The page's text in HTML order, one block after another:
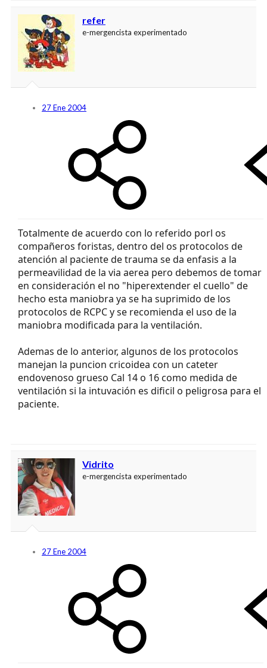
refer
e-mergencista experimentado
27 Ene 2004
Totalmente de acuerdo con lo referido porl os
compañeros foristas, dentro del os protocolos de
atención al paciente de trauma se da enfasis a la
permeavilidad de la via aerea pero debemos de tomar
en consideración el no "hiperextender el cuello" de
hecho esta maniobra ya se ha suprimido de los
protocolos de RCPC y se recomienda el uso de la
maniobra modificada para la ventilación.
Ademas de lo anterior, algunos de los protocolos
manejan la puncion cricoidea con un cateter
endovenoso grueso Cal 14 o 16 como medida de
ventilación si la intuvación es dificil o peligrosa para el
paciente.
Vidrito
e-mergencista experimentado
27 Ene 2004